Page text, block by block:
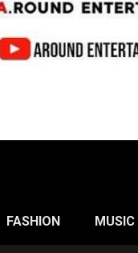
FASHION MUSIC